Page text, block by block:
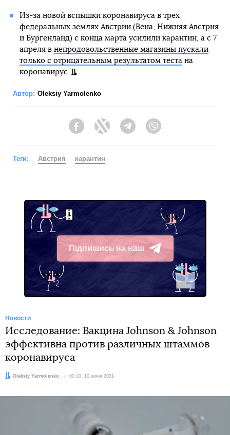
Из-за новой вспышки коронавируса в трех
федеральных землях Австрии (Вена, Нижняя Австрия
и Бургенланд) с конца марта усилили карантин, а с 7
апреля в непродовольственные магазины пускали
только с отрицательным результатом тестана
коронавирус.
Автор: Oleksiy Yarmolenko
FacebookTwitter Telegram
Теги: Австрия карантин
Підпишись на наш
Telegram
Новости
Исследование: Вакцина Johnson & Johnson
эффективна против различных штаммов
коронавируса
Автор:
Oleksiy Yarmolenko Дата:
00:10, 10 июня 2021